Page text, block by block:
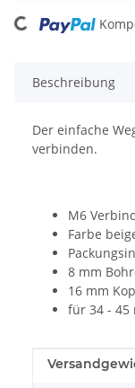
Beschreibung
Der einfache
verbinden.
M6
Farbe
8 mm
16 mm
für 34 - 45
Wert